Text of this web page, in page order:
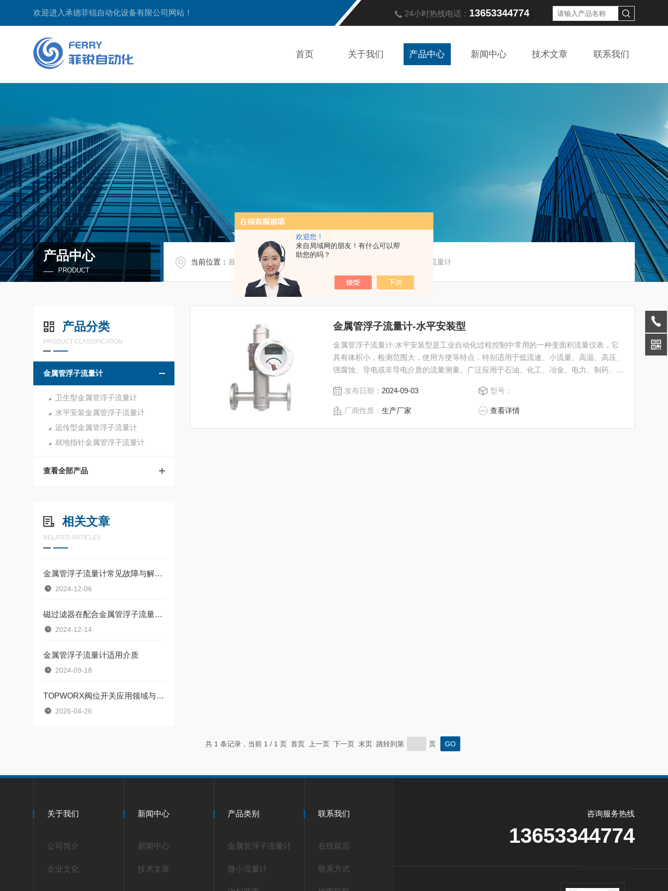
欢迎您！
来自局域网的朋友！有什么可以帮
助您的吗？
欢迎进入承德菲锐自动化设备有限公司网站！ 24小时热线电话： 13653344774
首页 关于我们 产品中心 新闻中心 技术文章 联系我们
产品中心
PRODUCT
当前位置：首页 产品中心/ 水平安装金属管浮子流量计
产品分类
PRODUCT CLASSIFICATION
金属管浮子流量计
卫生型金属管浮子流量计
水平安装金属管浮子流量计
远传型金属管浮子流量计
就地指针金属管浮子流量计
查看全部产品
相关文章
RELATED ARTICLES
金属管浮子流量计常见故障与解决办法
2024-12-06
磁过滤器在配合金属管浮子流量计使用时的作用
2024-12-14
金属管浮子流量计适用介质
2024-09-18
TOPWORX阀位开关应用领域与维护建议
2026-04-26
金属管浮子流量计-水平安装型
金属管浮子流量计-水平安装型是工业自动化过程控制中常用的一种变面积流量仪表，它
具有体积小，检测范围大，使用方便等特点，特别适用于低流速、小流量、高温、高压、
强腐蚀、导电或非导电介质的流量测量。广泛应用于石油、化工、冶金、电力、制药、煤
发布日期： 2024-09-03 型号：
厂商性质：生产厂家 查看详情
共 1 条记录，当前 1 / 1 页 首页 上一页 下一页 末页 跳转到第 页
关于我们
公司简介
企业文化
新闻中心
新闻中心
技术文章
产品类别
金属管浮子流量计
微小流量计
联系我们
在线留言
联系方式
咨询服务热线
13653344774